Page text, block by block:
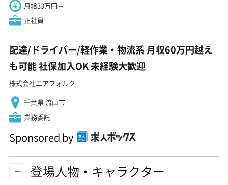
月給33万円～
正社員
配達/ドライバー/軽作業・物流系 月収60万円越え
も可能 社保加入OK 未経験大歓迎
株式会社エアフォルク
千葉県 流山市
業務委託
Sponsored by
登場人物・キャラクター